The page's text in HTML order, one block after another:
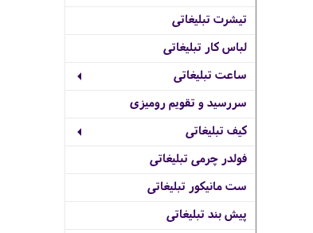
تیشرت تبلیغاتی
لباس کار تبلیغاتی
ساعت تبلیغاتی
سررسید و تقویم رومیزی
کیف تبلیغاتی
فولدر چرمی تبلیغاتی
ست مانیکور تبلیغاتی
پیش بند تبلیغاتی